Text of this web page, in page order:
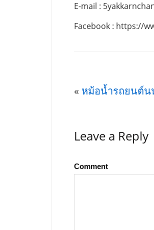
E-mail :
Facebook : https://
« หม้อน้ำรถยนต์น
Leave a Reply
Comment